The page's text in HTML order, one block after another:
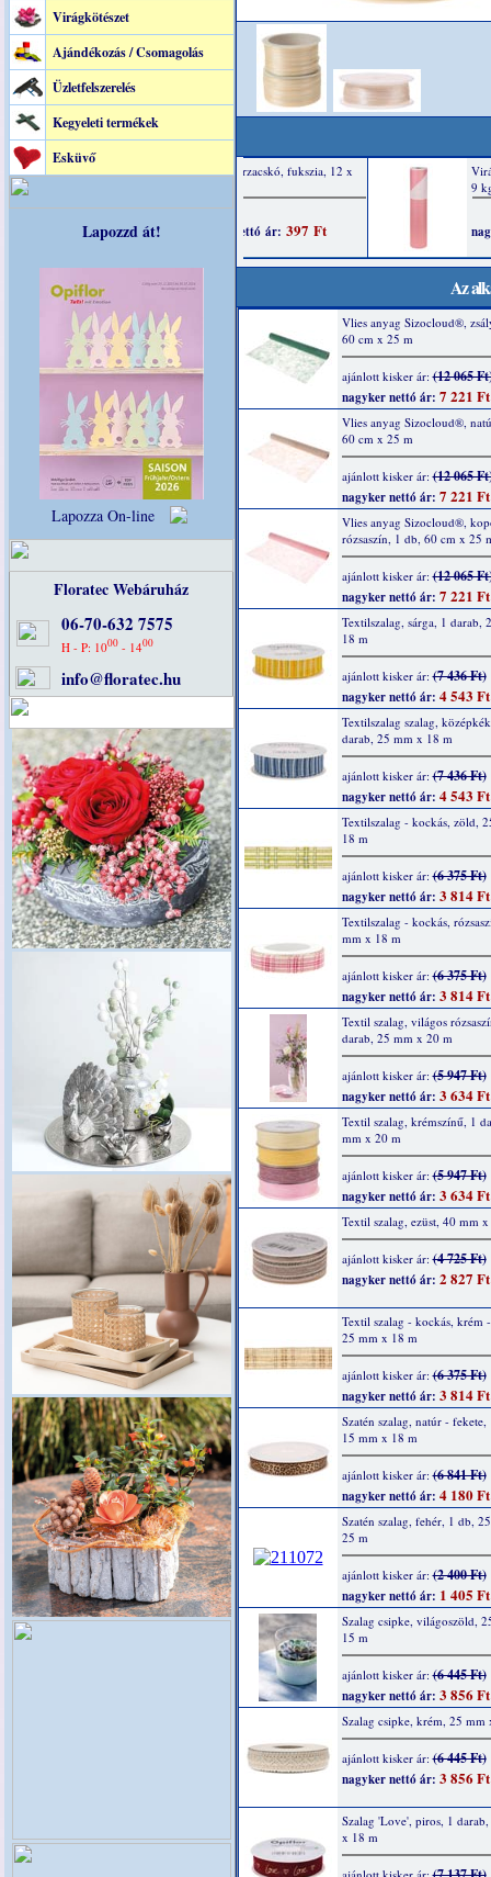
Virágkötészet
Ajándékozás / Csomagolás
Üzletfelszerelés
Kegyeleti termékek
Esküvő
Lapozzd át!
Lapozza On-line
Floratec Webáruház
06-70-632 7575
H - P: 1000 - 1400
info@floratec.hu
Az
Vlies anyag Sizocloud®,
60 cm x 25 m
ajánlott kisker ár:(12 065
nagyker nettó ár: 7 221 Ft
Vlies anyag Sizocloud®,
60 cm x 25 m
ajánlott kisker ár:(12 065
nagyker nettó ár: 7 221 Ft
Vlies anyag Sizocloud®,
rózsaszín, 1 db, 60 cm x 25
ajánlott kisker ár:(12 065
nagyker nettó ár: 7 221 Ft
Textilszalag, sárga, 1 darab,
18 m
ajánlott kisker ár:(7 436 Ft)
nagyker nettó ár: 4 543 Ft
Textilszalag szalag,
darab, 25 mm x 18 m
ajánlott kisker ár:(7 436 Ft)
nagyker nettó ár: 4 543 Ft
Textilszalag - kockás, zöld,
18 m
ajánlott kisker ár:(6 375 Ft)
nagyker nettó ár: 3 814 Ft
Textilszalag - kockás,
mm x 18 m
ajánlott kisker ár:(6 375 Ft)
nagyker nettó ár: 3 814 Ft
Textil szalag, világos
darab, 25 mm x 20 m
ajánlott kisker ár:(5 947 Ft)
nagyker nettó ár: 3 634 Ft
Textil szalag, krémszínű, 1
mm x 20 m
ajánlott kisker ár:(5 947 Ft)
nagyker nettó ár: 3 634 Ft
Textil szalag, ezüst, 40 mm
ajánlott kisker ár:(4 725 Ft)
nagyker nettó ár: 2 827 Ft
Textil szalag - kockás, krém
25 mm x 18 m
ajánlott kisker ár:(6 375 Ft)
nagyker nettó ár: 3 814 Ft
Szatén szalag, natúr - fekete,
15 mm x 18 m
ajánlott kisker ár:(6 841 Ft)
nagyker nettó ár: 4 180 Ft
Szatén szalag, fehér, 1 db,
25 m
ajánlott kisker ár:(2 400 Ft)
nagyker nettó ár: 1 405 Ft
Szalag csipke, világoszöld,
15 m
ajánlott kisker ár:(6 445 Ft)
nagyker nettó ár: 3 856 Ft
Szalag csipke, krém, 25 mm
ajánlott kisker ár:(6 445 Ft)
nagyker nettó ár: 3 856 Ft
Szalag 'Love', piros, 1
x 18 m